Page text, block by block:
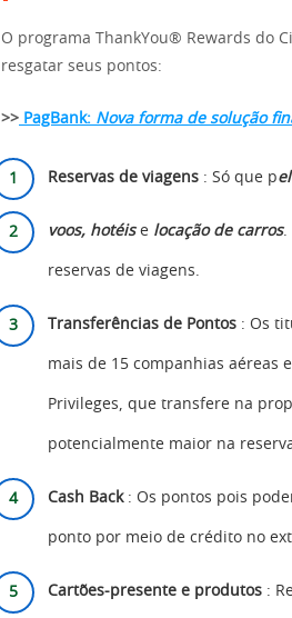
O programa ThankYou® Rewards do
resgatar seus pontos:
>> PagBank: Nova forma de solução
Reservas de viagens : Só que p
voos, hotéise locação de carros.
reservas de viagens.
Transferências de Pontos : Os
mais de 15 companhias aéreas
Privileges, que transfere na
potencialmente maior na
Cash Back: Os pontos pois
ponto por meio de crédito no
Cartões-presente e produtos :